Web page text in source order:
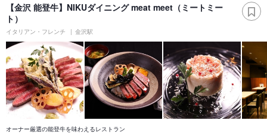
【金沢 能登牛】NIKUダイニング meat meet（ミートミー
ト）
イタリアン・フレンチ 金沢駅
オーナー厳選の能登牛を味わえるレストラン